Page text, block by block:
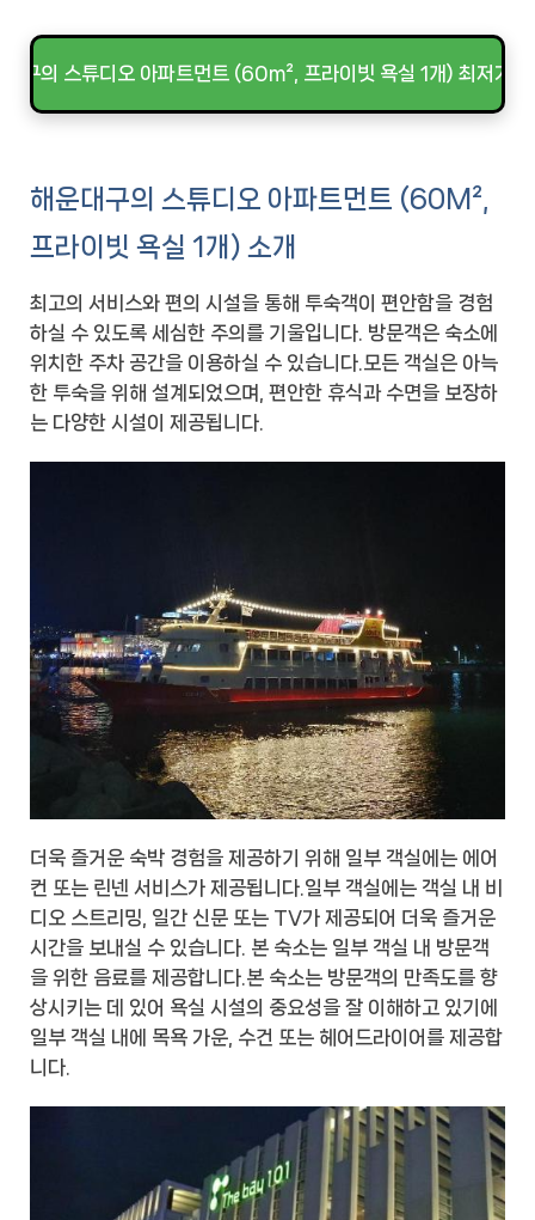
대구의 스튜디오 아파트먼트 (60m², 프라이빗 욕실 1개) 최저가
해운대구의 스튜디오 아파트먼트 (60M²,
프라이빗 욕실 1개) 소개
최고의 서비스와 편의 시설을 통해 투숙객이 편안함을 경험
하실 수 있도록 세심한 주의를 기울입니다. 방문객은 숙소에
위치한 주차 공간을 이용하실 수 있습니다.모든 객실은 아늑
한 투숙을 위해 설계되었으며, 편안한 휴식과 수면을 보장하
는 다양한 시설이 제공됩니다.
더욱 즐거운 숙박 경험을 제공하기 위해 일부 객실에는 에어
컨 또는 린넨 서비스가 제공됩니다.일부 객실에는 객실 내 비
디오 스트리밍, 일간 신문 또는 TV가 제공되어 더욱 즐거운
시간을 보내실 수 있습니다. 본 숙소는 일부 객실 내 방문객
을 위한 음료를 제공합니다.본 숙소는 방문객의 만족도를 향
상시키는 데 있어 욕실 시설의 중요성을 잘 이해하고 있기에
일부 객실 내에 목욕 가운, 수건 또는 헤어드라이어를 제공합
니다.